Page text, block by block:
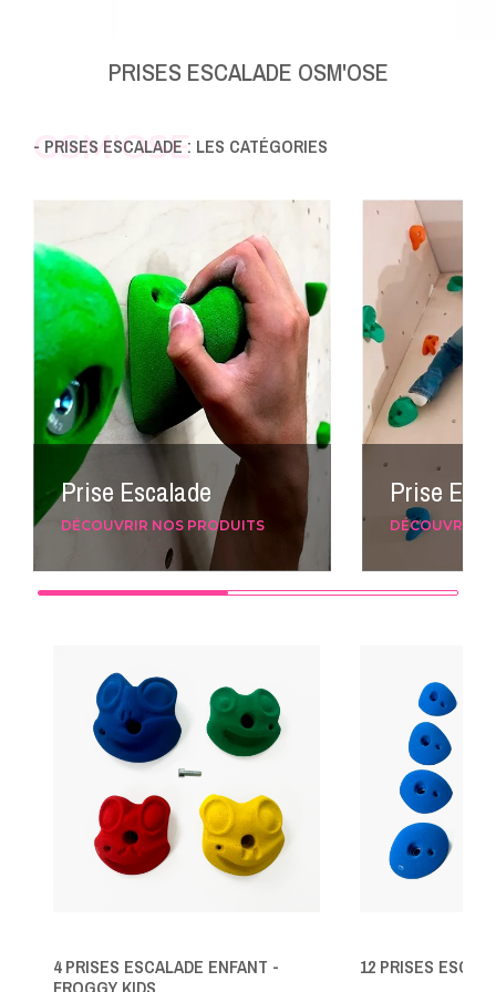
PRISES ESCALADE OSM'OSE
- PRISES ESCALADE : LES CATÉGORIES
OSM'OSE
Prise Escalade
DÉCOUVRIR NOS PRODUITS
Prise
DÉCOUVRIR
4 PRISES ESCALADE ENFANT -
12 PRISES